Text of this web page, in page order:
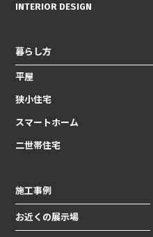
INTERIOR DESIGN
暮らし方
平屋
狭小住宅
スマートホーム
二世帯住宅
施工事例
お近くの展示場